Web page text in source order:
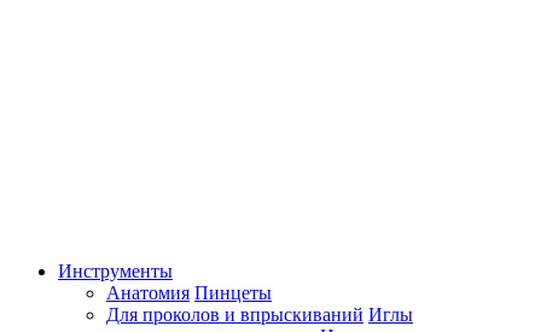
Инструменты
Анатомия Пинцеты
Для проколов и впрыскиваний Иглы